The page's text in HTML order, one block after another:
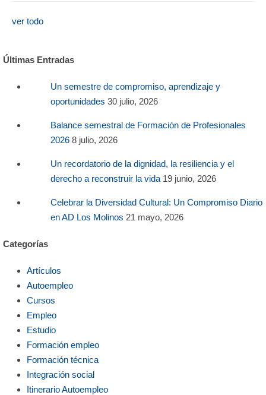
ver todo
Últimas Entradas
Un semestre de compromiso, aprendizaje y
oportunidades 30 julio, 2026
Balance semestral de Formación de Profesionales
2026 8 julio, 2026
Un recordatorio de la dignidad, la resiliencia y el
derecho a reconstruir la vida 19 junio, 2026
Celebrar la Diversidad Cultural: Un Compromiso Diario
en AD Los Molinos 21 mayo, 2026
Categorías
Artículos
Autoempleo
Cursos
Empleo
Estudio
Formación empleo
Formación técnica
Integración social
Itinerario Autoempleo